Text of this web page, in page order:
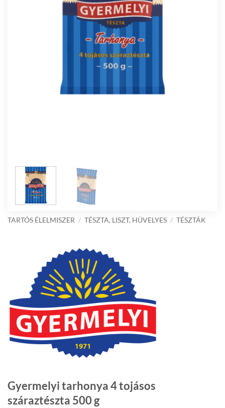
TARTÓS ÉLELMISZER / TÉSZTA, LISZT, HÜVELYES / TÉSZTÁK
Gyermelyi tarhonya 4 tojásos
száraztészta 500 g